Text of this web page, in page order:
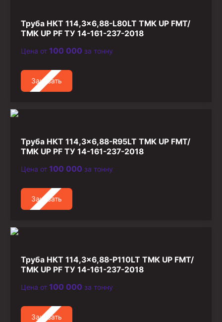
Труба НКТ 114,3×6,88-L80LT ТМК UP FMT/
ТМК UP PF ТУ 14-161-237-2018
Цена от 100 000 за тонну
Заказать
Труба НКТ 114,3×6,88-R95LT ТМК UP FMT/
ТМК UP PF ТУ 14-161-237-2018
Цена от 100 000 за тонну
Заказать
Труба НКТ 114,3×6,88-P110LT ТМК UP FMT/
ТМК UP PF ТУ 14-161-237-2018
Цена от 100 000 за тонну
Заказать